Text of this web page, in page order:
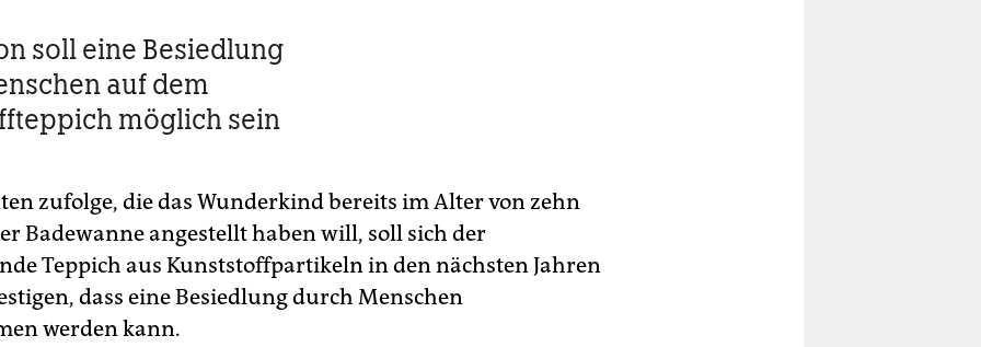
soll eine Besiedlung
auf dem
möglich sein
zufolge, die das Wunderkind bereits im Alter von zehn
Badewanne angestellt haben will, soll sich der
Teppich aus Kunststoffpartikeln in den nächsten Jahren
dass eine Besiedlung durch Menschen
werden kann.